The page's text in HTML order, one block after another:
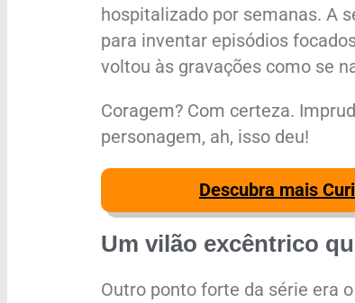
hospitalizado por semanas. A
para inventar episódios
voltou às gravações como se
Coragem? Com certeza.
personagem, ah, isso deu!
Descubra mais
Um vilão excêntrico
Outro ponto forte da série era